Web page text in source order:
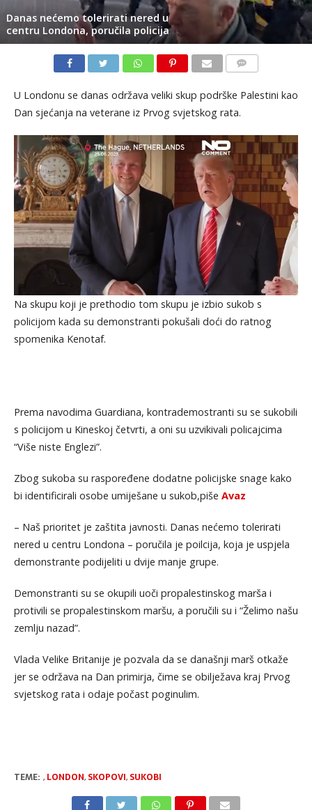
Danas nećemo tolerirati nered u
centru Londona, poručila policija
U Londonu se danas održava veliki skup podrške Palestini kao
Dan sjećanja na veterane iz Prvog svjetskog rata.
Na skupu koji je prethodio tom skupu je izbio sukob s
policijom kada su demonstranti pokušali doći do ratnog
spomenika Kenotaf.
Prema navodima Guardiana, kontrademostranti su se sukobili
s policijom u Kineskoj četvrti, a oni su uzvikivali policajcima
“Više niste Englezi”.
Zbog sukoba su raspoređene dodatne policijske snage kako
bi identificirali osobe umiješane u sukob,piše Avaz
– Naš prioritet je zaštita javnosti. Danas nećemo tolerirati
nered u centru Londona – poručila je poilcija, koja je uspjela
demonstrante podijeliti u dvije manje grupe.
Demonstranti su se okupili uoči propalestinskog marša i
protivili se propalestinskom maršu, a poručili su i “Želimo našu
zemlju nazad”.
Vlada Velike Britanije je pozvala da se današnji marš otkaže
jer se održava na Dan primirja, čime se obilježava kraj Prvog
svjetskog rata i odaje počast poginulim.
TEME: , LONDON, SKOPOVI, SUKOBI